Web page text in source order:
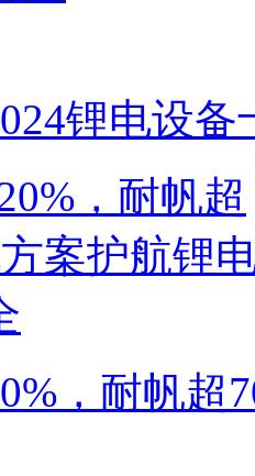
锂电设备
，耐帆超